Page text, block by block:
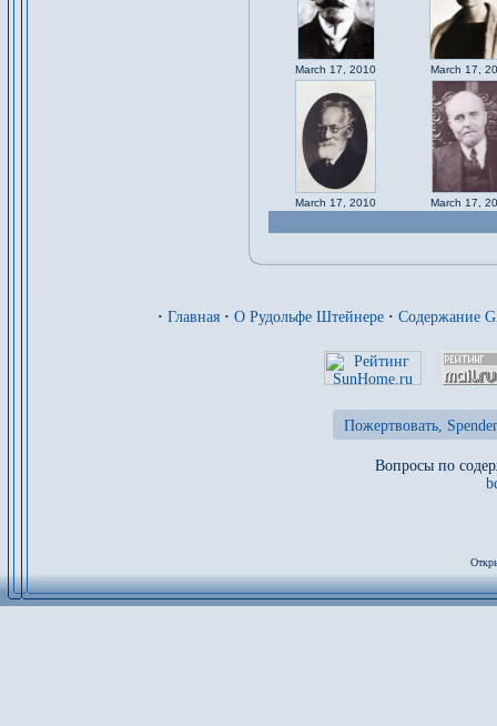
March 17, 2010 March 17,
March 17, 2010 March 17,
· Главная · О Рудольфе Штейнере · Содержание
Пожертвовать,
Вопросы по